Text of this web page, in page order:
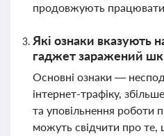
продовжують працювати
Які ознаки вказують
гаджет заражений
Основні ознаки —
інтернет-трафіку,
та уповільнення роботи
можуть свідчити про